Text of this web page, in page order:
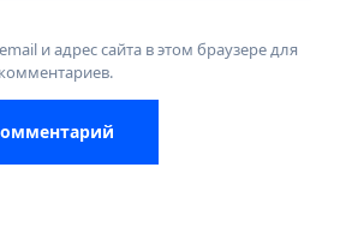
и адрес сайта в этом браузере для